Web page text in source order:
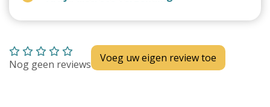
Nog geen reviews Voeg uw eigen review toe